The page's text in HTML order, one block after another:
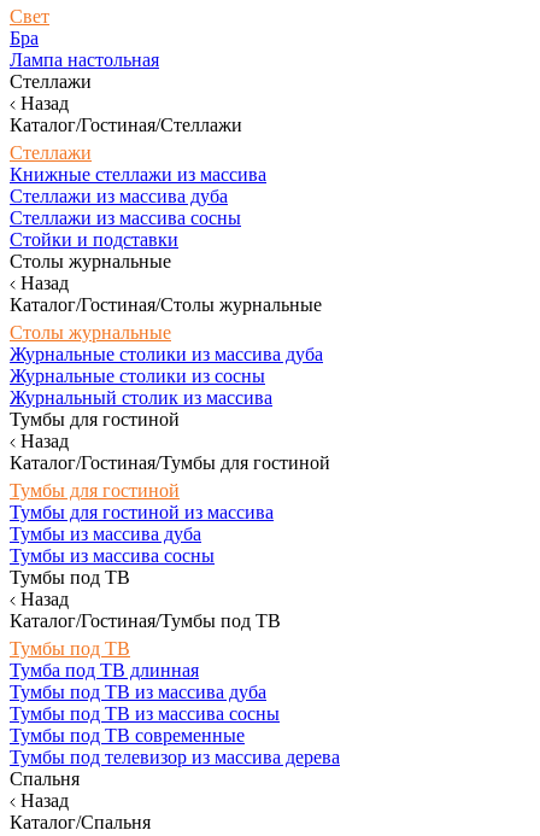
Свет
Бра
Лампа настольная
Стеллажи
Назад
Каталог/Гостиная/Стеллажи
Стеллажи
Книжные стеллажи из массива
Стеллажи из массива дуба
Стеллажи из массива сосны
Стойки и подставки
Столы журнальные
Назад
Каталог/Гостиная/Столы журнальные
Столы журнальные
Журнальные столики из массива дуба
Журнальные столики из сосны
Журнальный столик из массива
Тумбы для гостиной
Назад
Каталог/Гостиная/Тумбы для гостиной
Тумбы для гостиной
Тумбы для гостиной из массива
Тумбы из массива дуба
Тумбы из массива сосны
Тумбы под ТВ
Назад
Каталог/Гостиная/Тумбы под ТВ
Тумбы под ТВ
Тумба под ТВ длинная
Тумбы под ТВ из массива дуба
Тумбы под ТВ из массива сосны
Тумбы под ТВ современные
Тумбы под телевизор из массива дерева
Спальня
Назад
Каталог/Спальня